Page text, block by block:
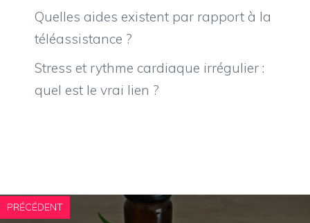
Quelles aides existent par rapport à la
téléassistance ?
Stress et rythme cardiaque irrégulier :
quel est le vrai lien ?
PRÉCÉDENT